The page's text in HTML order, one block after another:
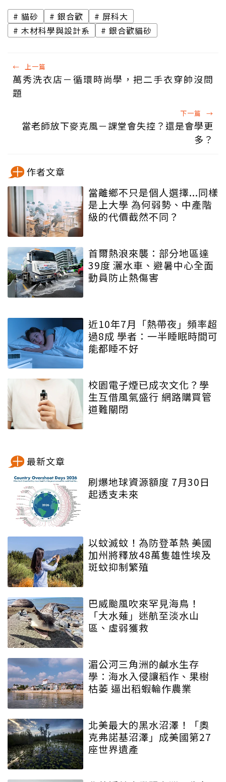
貓砂 銀合歡
屏科大
木材科學與設計系
銀合歡貓砂
← 上一篇
萬秀洗衣店－循環時尚學，把二手衣穿帥沒問
題
下一篇 →
當老師放下麥克風－課堂會失控？還是會學更
多？
作者文章
當離鄉不只是個人選擇...同樣
是上大學 為何弱勢、中產階
級的代價截然不同？
首爾熱浪來襲：部分地區達
39度 灑水車、避暑中心全面
動員防止熱傷害
近10年7月「熱帶夜」頻率超
過8成 學者：一半睡眠時間可
能都睡不好
校園電子煙已成次文化？學
生互借風氣盛行 網路購買管
道難關閉
最新文章
刷爆地球資源額度 7月30日
起透支未來
以蚊滅蚊！為防登革熱 美國
加州將釋放48萬隻雄性埃及
斑蚊抑制繁殖
巴威颱風吹來罕見海鳥！
「大水薙」迷航至淡水山
區、虛弱獲救
湄公河三角洲的鹹水生存
學：海水入侵讓稻作、果樹
枯萎 逼出稻蝦輪作農業
北美最大的黑水沼澤！「奧
克弗諾基沼澤」成美國第27
座世界遺產